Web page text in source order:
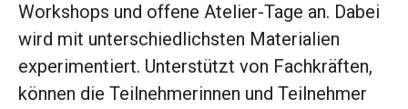
Workshops und offene Atelier-Tage an. Dabei
wird mit unterschiedlichsten Materialien
experimentiert. Unterstützt von Fachkräften,
können die Teilnehmerinnen und Teilnehmer